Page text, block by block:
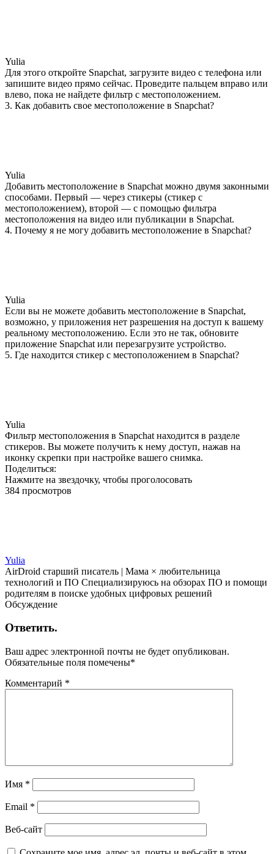
Yulia
Для этого откройте Snapchat, загрузите видео с телефона или
запишите видео прямо сейчас. Проведите пальцем вправо или
влево, пока не найдете фильтр с местоположением.
3. Как добавить свое местоположение в Snapchat?
Yulia
Добавить местоположение в Snapchat можно двумя законными
способами. Первый — через стикеры (стикер с
местоположением), второй — с помощью фильтра
местоположения на видео или публикации в Snapchat.
4. Почему я не могу добавить местоположение в Snapchat?
Yulia
Если вы не можете добавить местоположение в Snapchat,
возможно, у приложения нет разрешения на доступ к вашему
реальному местоположению. Если это не так, обновите
приложение Snapchat или перезагрузите устройство.
5. Где находится стикер с местоположением в Snapchat?
Yulia
Фильтр местоположения в Snapchat находится в разделе
стикеров. Вы можете получить к нему доступ, нажав на
иконку скрепки при настройке вашего снимка.
Поделиться:
Нажмите на звездочку, чтобы проголосовать
384 просмотров
Yulia
AirDroid старший писатель | Мама × любительница
технологий и ПО Специализируюсь на обзорах ПО и помощи
родителям в поиске удобных цифровых решений
Обсуждение
Ответить.
Ваш адрес электронной почты не будет опубликован.
Обязательные поля помечены*
Комментарий *
Имя *
Email *
Веб-сайт